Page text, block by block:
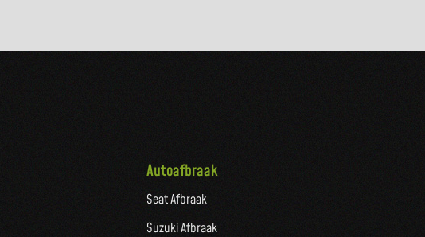
Autoafbraak
Seat Afbraak
Suzuki Afbraak